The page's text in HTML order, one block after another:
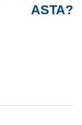
ASTA?